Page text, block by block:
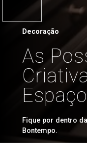
Decoração
As
Fique por dentro
Bontempo.